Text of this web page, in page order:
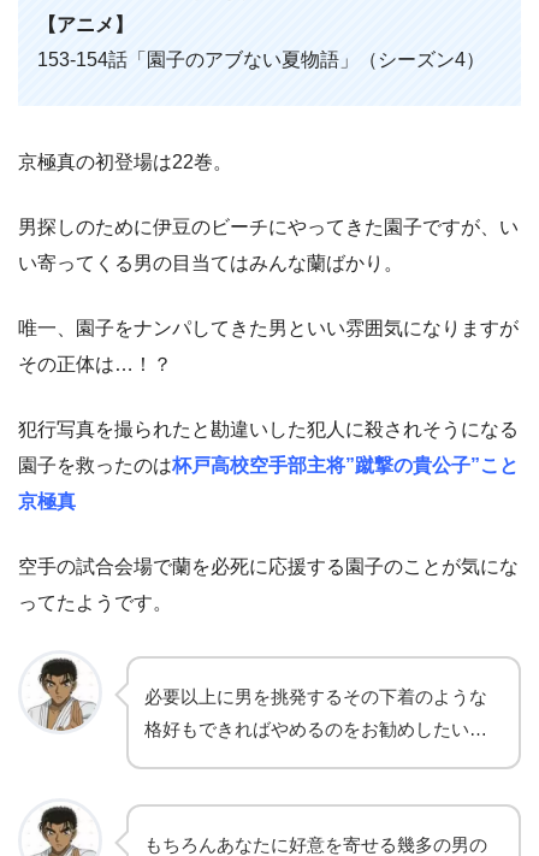
【アニメ】
153-154話「園子のアブない夏物語」（シーズン4）
京極真の初登場は22巻。
男探しのために伊豆のビーチにやってきた園子ですが、い
い寄ってくる男の目当てはみんな蘭ばかり。
唯一、園子をナンパしてきた男といい雰囲気になりますが
その正体は…！？
犯行写真を撮られたと勘違いした犯人に殺されそうになる
園子を救ったのは杯戸高校空手部主将”蹴撃の貴公子”こと
京極真
空手の試合会場で蘭を必死に応援する園子のことが気にな
ってたようです。
必要以上に男を挑発するその下着のような
格好もできればやめるのをお勧めしたい…
もちろんあなたに好意を寄せる幾多の男の